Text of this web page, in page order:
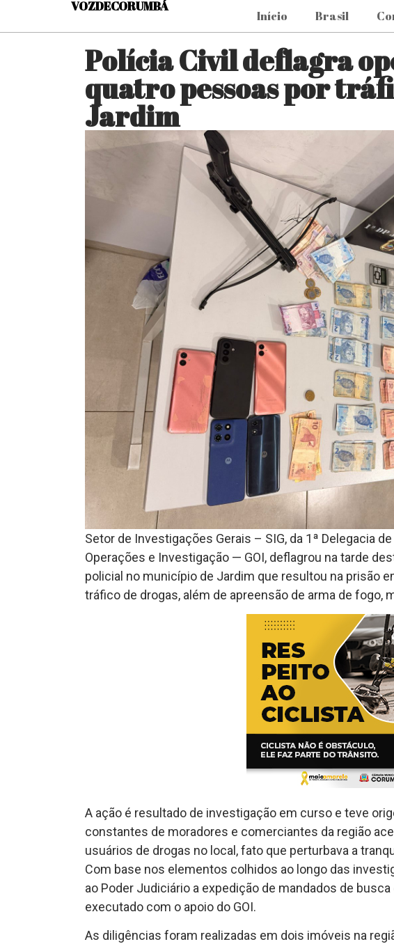
VOZDECORUMBÁ
Início Brasil
Polícia Civil deflagra
quatro pessoas por
Jardim
Setor de Investigações Gerais – SIG, da 1ª Delegacia
Operações e Investigação — GOI, deflagrou na tarde
policial no município de Jardim que resultou na prisão
tráfico de drogas, além de apreensão de arma de fogo,
A ação é resultado de investigação em curso e teve
constantes de moradores e comerciantes da região
usuários de drogas no local, fato que perturbava a
Com base nos elementos colhidos ao longo das
ao Poder Judiciário a expedição de mandados de
executado com o apoio do GOI.
As diligências foram realizadas em dois imóveis na